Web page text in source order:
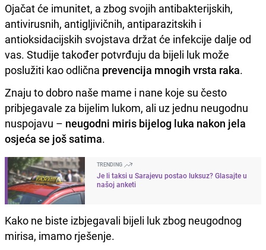
Ojačat će imunitet, a zbog svojih antibakterijskih,
antivirusnih, antigljivičnih, antiparazitskih i
antioksidacijskih svojstava držat će infekcije dalje od
vas. Studije također potvrđuju da bijeli luk može
poslužiti kao odlična prevencija mnogih vrsta raka.
Znaju to dobro naše mame i nane koje su često
pribjegavale za bijelim lukom, ali uz jednu neugodnu
nuspojavu – neugodni miris bijelog luka nakon jela
osjeća se još satima.
TRENDING
Je li taksi u Sarajevu postao luksuz? Glasajte u
našoj anketi
Kako ne biste izbjegavali bijeli luk zbog neugodnog
mirisa, imamo rješenje.